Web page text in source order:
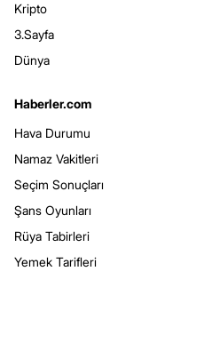
Kripto
3.Sayfa
Dünya
Haberler.com
Hava Durumu
Namaz Vakitleri
Seçim Sonuçları
Şans Oyunları
Rüya Tabirleri
Yemek Tarifleri